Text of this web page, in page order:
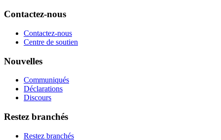
Contactez-nous
Contactez-nous
Centre de soutien
Nouvelles
Communiqués
Déclarations
Discours
Restez branchés
Restez branchés